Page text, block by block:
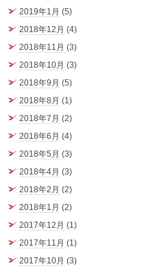
2019年1月 (5)
2018年12月 (4)
2018年11月 (3)
2018年10月 (3)
2018年9月 (5)
2018年8月 (1)
2018年7月 (2)
2018年6月 (4)
2018年5月 (3)
2018年4月 (3)
2018年2月 (2)
2018年1月 (2)
2017年12月 (1)
2017年11月 (1)
2017年10月 (3)